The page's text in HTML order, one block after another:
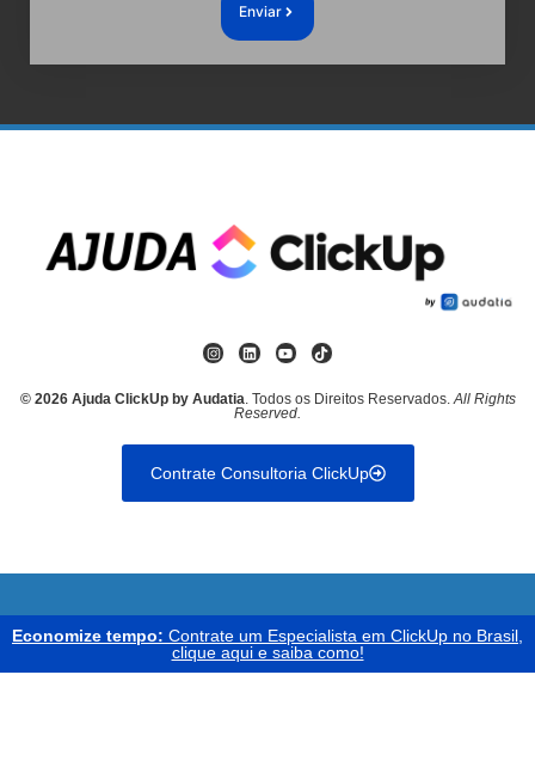
Enviar
© 2026 Ajuda ClickUp by Audatia . Todos os Direitos Reservados. All Rights
Reserved.
Contrate Consultoria ClickUp
Economize tempo: Contrate um Especialista em ClickUp no Brasil,
clique aqui e saiba como!